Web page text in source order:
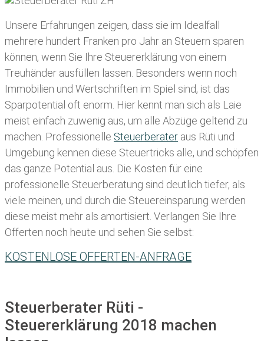
Unsere Erfahrungen zeigen, dass sie im Idealfall
mehrere hundert Franken pro Jahr an Steuern sparen
können, wenn Sie Ihre Steuererklärung von einem
Treuhänder ausfüllen lassen . Besonders wenn noch
Immobilien und Wertschriften im Spiel sind, ist das
Sparpotential oft enorm. Hier kennt man sich als Laie
meist einfach zuwenig aus, um alle Abzüge geltend zu
machen. Professionelle Steuerberater aus Rüti und
Umgebung kennen diese Steuertricks alle, und schöpfen
das ganze Potential aus. Die Kosten für eine
professionelle Steuerberatung sind deutlich tiefer, als
viele meinen, und durch die Steuereinsparung werden
diese meist mehr als amortisiert. Verlangen Sie Ihre
Offerten noch heute und sehen Sie selbst:
KOSTENLOSE OFFERTEN-ANFRAGE
Steuerberater Rüti -
Steuererklärung 2018 machen